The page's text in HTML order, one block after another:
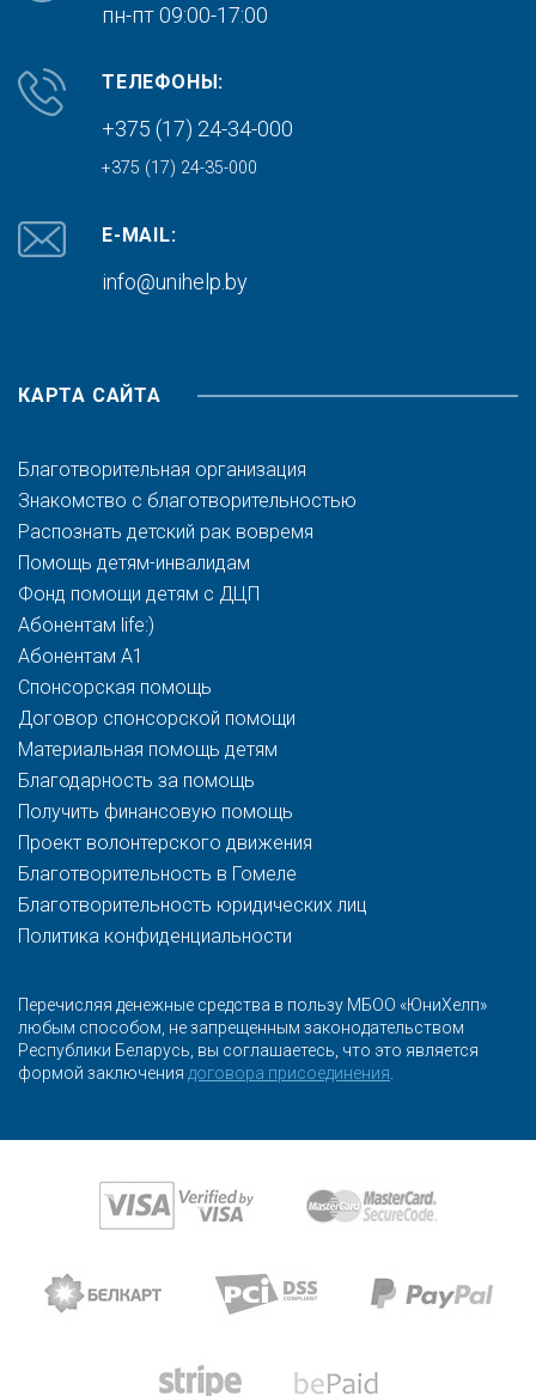
пн-пт 09:00-17:00
ТЕЛЕФОНЫ:
+375 (17) 24-34-000
+375 (17) 24-35-000
E-MAIL:
info@unihelp.by
КАРТА САЙТА
Благотворительная организация
Знакомство с благотворительностью
Распознать детский рак вовремя
Помощь детям-инвалидам
Фонд помощи детям с ДЦП
Абонентам life:)
Абонентам A1
Спонсорская помощь
Договор спонсорской помощи
Материальная помощь детям
Благодарность за помощь
Получить финансовую помощь
Проект волонтерского движения
Благотворительность в Гомеле
Благотворительность юридических лиц
Политика конфиденциальности
Перечисляя денежные средства в пользу МБОО «ЮниХелп»
любым способом, не запрещенным законодательством
Республики Беларусь, вы соглашаетесь, что это является
формой заключения договора присоединения